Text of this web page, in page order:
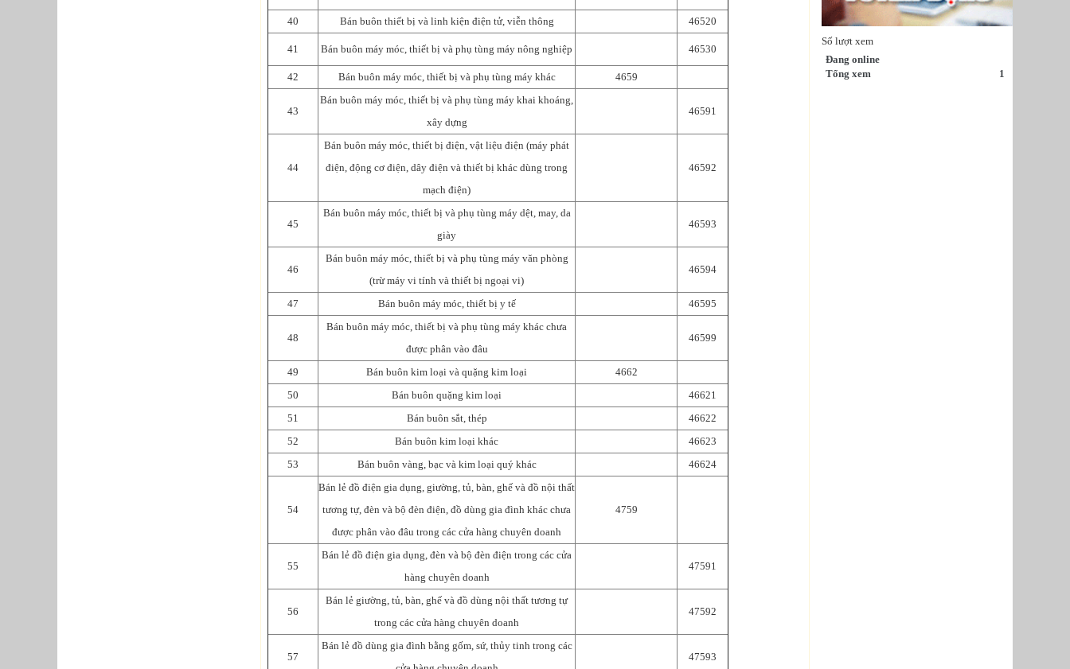
40 Bán buôn thiết bị và linh kiện điện tử, viễn thông 46520
41 Bán buôn máy móc, thiết bị và phụ tùng máy nông nghiệp 46530
42 Bán buôn máy móc, thiết bị và phụ tùng máy khác 4659
43
Bán buôn máy móc, thiết bị và phụ tùng máy khai khoáng,
xây dựng
46591
44
Bán buôn máy móc, thiết bị điện, vật liệu điện (máy phát
điện, động cơ điện, dây điện và thiết bị khác dùng trong
mạch điện)
46592
45
Bán buôn máy móc, thiết bị và phụ tùng máy dệt, may, da
giày
46593
46
Bán buôn máy móc, thiết bị và phụ tùng máy văn phòng
(trừ máy vi tính và thiết bị ngoại vi)
46594
47 Bán buôn máy móc, thiết bị y tế 46595
48
Bán buôn máy móc, thiết bị và phụ tùng máy khác chưa
được phân vào đâu
46599
49 Bán buôn kim loại và quặng kim loại
4662
50
Bán buôn quặng kim loại
46621
51
Bán buôn sắt, thép
46622
52
Bán buôn kim loại khác
46623
53
Bán buôn vàng, bạc và kim loại quý khác 46624
54
Bán lẻ đồ điện gia dụng, giường, tủ, bàn, ghế và đồ nội thất
tương tự, đèn và bộ đèn điện, đồ dùng gia đình khác chưa
được phân vào đâu trong các cửa hàng chuyên doanh
4759
55
Bán lẻ đồ điện gia dụng, đèn và bộ đèn điện trong các cửa
hàng chuyên doanh
47591
56
Bán lẻ giường, tủ, bàn, ghế và đồ dùng nội thất tương tự
trong các cửa hàng chuyên doanh
47592
57
Bán lẻ đồ dùng gia đình bằng gốm, sứ, thủy tinh trong các
47593
Số lượt xem
Đang online
Tổng xem
1